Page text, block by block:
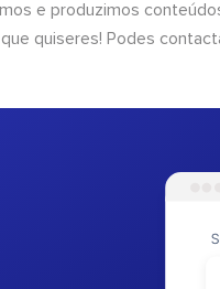
e produzimos
quiseres! Podes